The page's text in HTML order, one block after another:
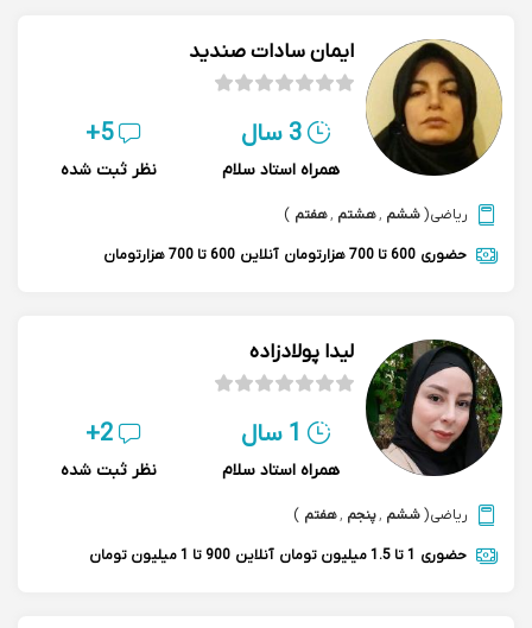
ایمان سادات صندید
3 سال
همراه استاد سلام
5+
نظر ثبت شده
ریاضی(ششم ,هشتم ,هفتم )
حضوری 600 تا 700 هزارتومان آنلاین 600 تا 700 هزارتومان
لیدا پولادزاده
1 سال
همراه استاد سلام
2+
نظر ثبت شده
ریاضی(ششم ,پنجم ,هفتم )
حضوری 1 تا 1.5 میلیون تومان آنلاین 900 تا 1 میلیون تومان